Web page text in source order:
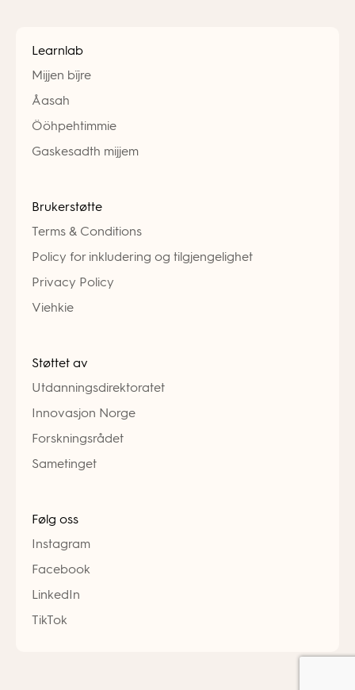
Learnlab
Mijjen bïjre
Åasah
Ööhpehtimmie
Gaskesadth mijjem
Brukerstøtte
Terms & Conditions
Policy for inkludering og tilgjengelighet
Privacy Policy
Viehkie
Støttet av
Utdanningsdirektoratet
Innovasjon Norge
Forskningsrådet
Sametinget
Følg oss
Instagram
Facebook
LinkedIn
TikTok